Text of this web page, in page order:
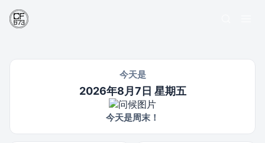
今天是
2026年8月7日 星期五
今天是周末！